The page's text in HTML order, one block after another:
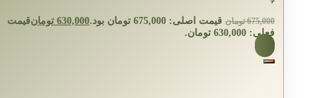
675,000 تومان قیمت اصلی: 675,000 تومان بود. 630,000 تومانقیمت
فعلی: 630,000 تومان.